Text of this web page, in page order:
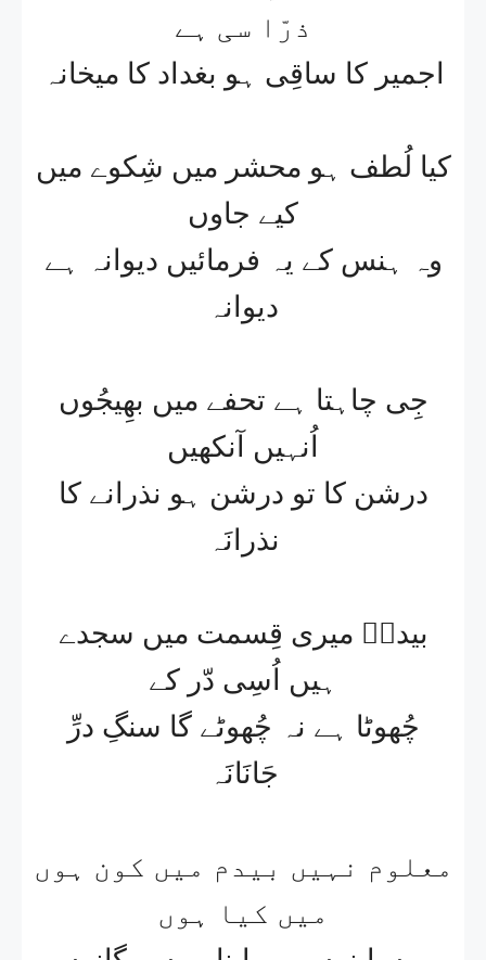
ذرّا سی ہے​
اجمیر کا ساقِی ہو بغداد کا میخانہ​
کیا لُطف ہو محشر میں شِکوے میں
کیے جاوں​
وہ ہنس کے یہ فرمائیں دیوانہ ہے
دیوانہ​
جِی چاہتا ہے تحفے میں بھِیجُوں
اُنہیں آنکھیں​
درشن کا تو درشن ہو نذرانے کا
نذرانَہ​
بیدمؔ میری قِسمت میں سجدے
ہیں اُسِی دّر کے​
چُھوٹا ہے نہ چُھوٹے گا سنگِ درِّ
جَانَانَہ​
معلوم نہیں بیدم میں کون ہوں
میں کیا ہوں